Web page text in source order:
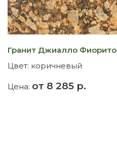
Гранит Джиалло Фиорито
Цвет: коричневый
Цена: от 8 285 р.